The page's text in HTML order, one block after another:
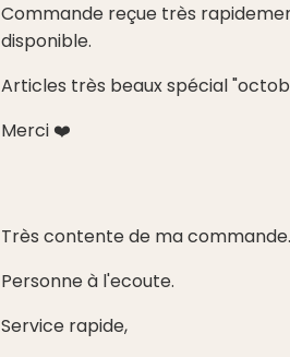
Commande reçue très
disponible.
Articles très beaux spécial
Merci ❤️
Très contente de ma commande.
Personne à l'ecoute.
Service rapide,